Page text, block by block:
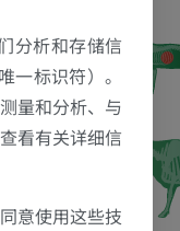
分析和存储信
标识符）。
量和分析、与
看有关详细信
意使用这些技